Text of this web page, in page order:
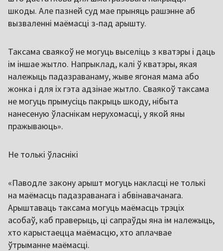
шкоды. Але пазней суд мае прыняць рашэнне аб
вызваленні маёмасці з-пад арышту.
Таксама сваякоў не могуць выселіць з кватэры і даць
ім іншае жытло. Напрыклад, калі ў кватэры, якая
належыць падазраванаму, жыве ягоная мама або
жонка і для іх гэта адзінае жытло. Сваякоў таксама
не могуць прымусіць пакрыць шкоду, нібыта
нанесеную ўласнікам нерухомасці, у якой яны
пражываюць».
Не толькі ўласнікі
«Паводле закону арышт могуць накласці не толькі
на маёмасць падазраванага і абвінавачанага.
Арыштаваць таксама могуць маёмасць трэціх
асобаў, каб праверыць, ці сапраўды яна ім належыць,
хто карыстаецца маёмасцю, хто аплачвае
ўтрыманне маёмасці.